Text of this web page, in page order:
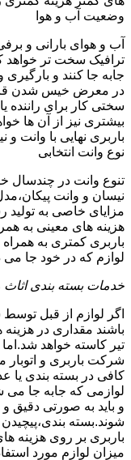
وضعیت آب و هوا
آب و هوای بارانی و
ترافیک سخت تر خواهد
جابه جا کنند و بارگیری
در معرض خیس شدن
سختی کار برای
بیشتری نیز از آن ها
باربری نهایی با وانت
نوع وانت انتخابی
تنوع وانت در چندسال
نیسان و وانت
مزایای خاصی به تولید
هزینه های معینی به
باربری کمتری به همراه
لوازم که در خود جا می
خدمات بسته بندی اثاث
اگر لوازم از قبل
باشند مقداری در
تیر کاسته خواهد
شرکت باربری و اتوبار
کافی در بسته بندی یا
لوازمی که جابه جا می
و باید به صورتی دقیق
شوند.بسته
باربری بر روی هزینه
میزان لوازم مورد